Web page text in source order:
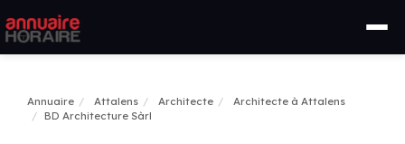
Annuaire Attalens Architecte
Architecte à Attalens
BD Architecture Sàrl